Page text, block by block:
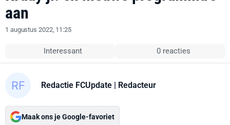
aan
1 augustus 2022, 11:25
Interessant 0 reacties
Redactie FCUpdate | Redacteur
Maak ons je Google-favoriet